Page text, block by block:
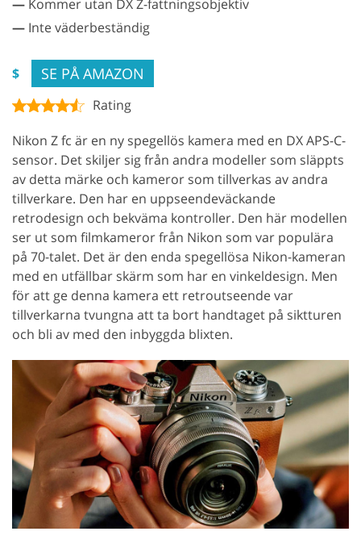
— Kommer utan DX Z-fattningsobjektiv
— Inte väderbeständig
$ SE PÅ AMAZON
Rating
Nikon Z fc är en ny spegellös kamera med en DX APS-C-
sensor. Det skiljer sig från andra modeller som släppts
av detta märke och kameror som tillverkas av andra
tillverkare. Den har en uppseendeväckande
retrodesign och bekväma kontroller. Den här modellen
ser ut som filmkameror från Nikon som var populära
på 70-talet. Det är den enda spegellösa Nikon-kameran
med en utfällbar skärm som har en vinkeldesign. Men
för att ge denna kamera ett retroutseende var
tillverkarna tvungna att ta bort handtaget på siktturen
och bli av med den inbyggda blixten.